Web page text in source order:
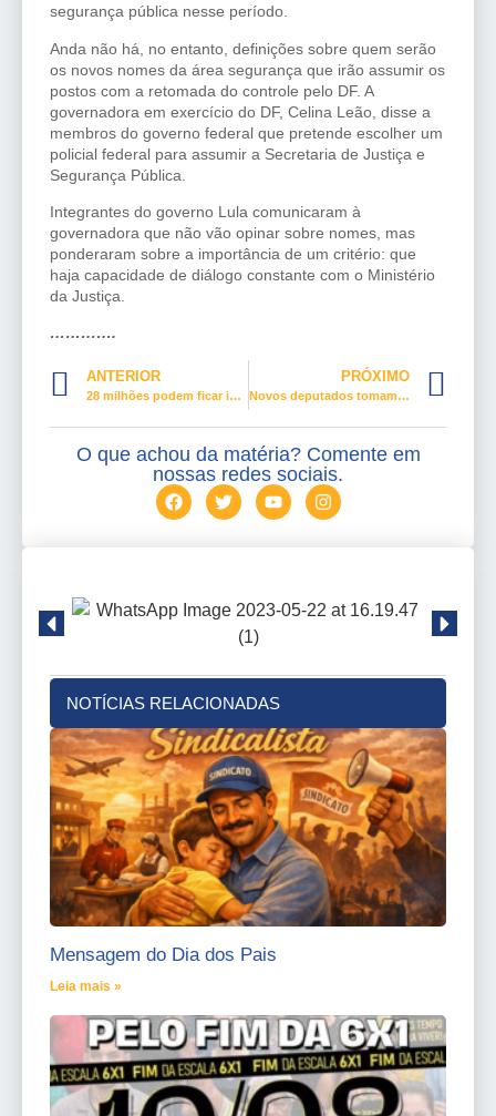
segurança pública nesse período.
Anda não há, no entanto, definições sobre quem serão
os novos nomes da área segurança que irão assumir os
postos com a retomada do controle pelo DF. A
governadora em exercício do DF, Celina Leão, disse a
membros do governo federal que pretende escolher um
policial federal para assumir a Secretaria de Justiça e
Segurança Pública.
Integrantes do governo Lula comunicaram à
governadora que não vão opinar sobre nomes, mas
ponderaram sobre a importância de um critério: que
haja capacidade de diálogo constante com o Ministério
da Justiça.
………….
ANTERIOR
28 milhões podem ficar isentos do IR
PRÓXIMO
Novos deputados tomam posse e escolhem integrantes da Mesa
O que achou da matéria? Comente em
nossas redes sociais.
NOTÍCIAS RELACIONADAS
Mensagem do Dia dos Pais
Leia mais »